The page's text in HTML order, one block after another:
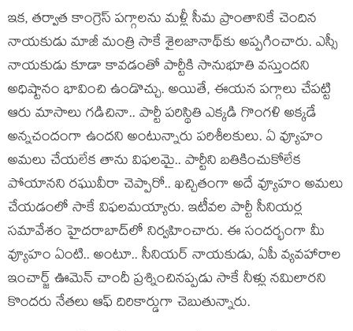
ఇక‌, త‌ర్వాత కాంగ్రెస్ ప‌గ్గాల‌ను మ‌ళ్లీ సీమ ప్రాంతానికే చెందిన
నాయ‌కుడు మాజీ మంత్రి సాకే శైల‌జానాథ్‌కు అప్ప‌గించారు. ఎస్సీ
నాయ‌కుడు కూడా కావ‌డంతో పార్టీకి సానుభూతి వ‌స్తుంద‌ని
అధిష్టానం భావించి ఉండొచ్చు. అయితే, ఈయ‌న ప‌గ్గాలు చేప‌ట్టి
ఆరు మాసాలు గ‌డిచినా.. పార్టీ ప‌రిస్థితి ఎక్క‌డి గొంగ‌ళి అక్క‌డే
అన్న‌చందంగా ఉంద‌ని అంటున్నారు ప‌రిశీల‌కులు. ఏ వ్యూహం
అమ‌లు చేయ‌లేక తాను విఫ‌ల‌మై.. పార్టీని బ‌తికించుకోలేక
పోయాన‌ని ర‌ఘువీరా చెప్పారో.. ఖ‌చ్చితంగా అదే వ్యూహం అమ‌లు
చేయ‌డంలో సాకే విఫ‌ల‌మ‌య్యారు. ఇటీవ‌ల పార్టీ సీనియ‌ర్ల
స‌మావేశం హైద‌రాబాద్‌లో నిర్వ‌హించారు. ఈ సంద‌ర్భంగా మీ
వ్యూహం ఏంటి.. అంటూ.. సీనియ‌ర్ నాయ‌కుడు, ఏపీ వ్య‌వ‌హారాల
ఇంచార్జ్ ఊమెన్ చాందీ ప్ర‌శ్నించిన‌ప్ప‌డు సాకే నీళ్లు న‌మిలార‌ని
కొంద‌రు నేత‌లు ఆఫ్ దిరికార్డుగా చెబుతున్నారు.